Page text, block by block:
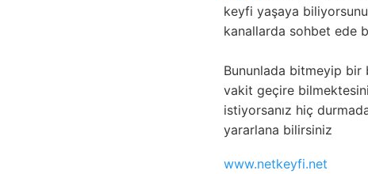
keyfi yaşaya
kanallarda sohbet ede
Bununlada bitmeyip bir
vakit geçire
istiyorsanız hiç
yararlana bilirsiniz
www.netkeyfi.net